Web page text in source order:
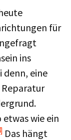
für
ins
denn, eine
wie ein
Das hängt